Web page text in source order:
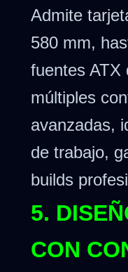
Admite
580 mm,
fuentes ATX
múltiples
avanzadas,
de trabajo,
builds
5.
CON